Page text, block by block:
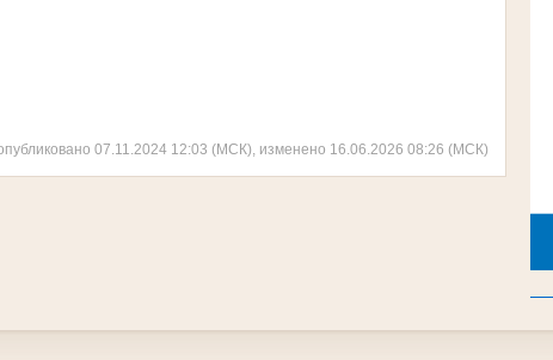
07.11.2024 12:03 (МСК), изменено 16.06.2026 08:26 (МСК)